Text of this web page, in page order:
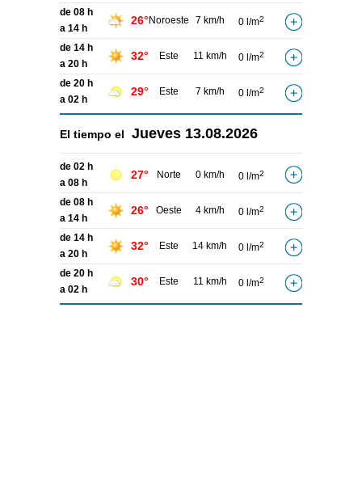
de 08 h
a 14 h
26° Noroeste 7 km/h 0 l/m2
de 14 h
a 20 h
32° Este 11 km/h 0 l/m2
de 20 h
a 02 h
29° Este 7 km/h 0 l/m2
El tiempo el Jueves 13.08.2026
de 02 h
a 08 h
27° Norte 0 km/h 0 l/m2
de 08 h
a 14 h
26° Oeste 4 km/h 0 l/m2
de 14 h
a 20 h
32° Este 14 km/h 0 l/m2
de 20 h
a 02 h
30° Este 11 km/h 0 l/m2